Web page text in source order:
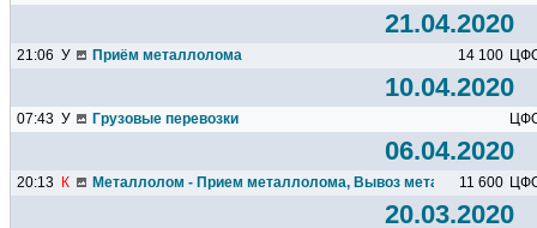
21.04.2020
21:06 У Приём металлолома 14 100
10.04.2020
07:43 У Грузовые перевозки
06.04.2020
20:13 К Металлолом - Прием металлолома, Вывоз металлолома,
11 600
20.03.2020